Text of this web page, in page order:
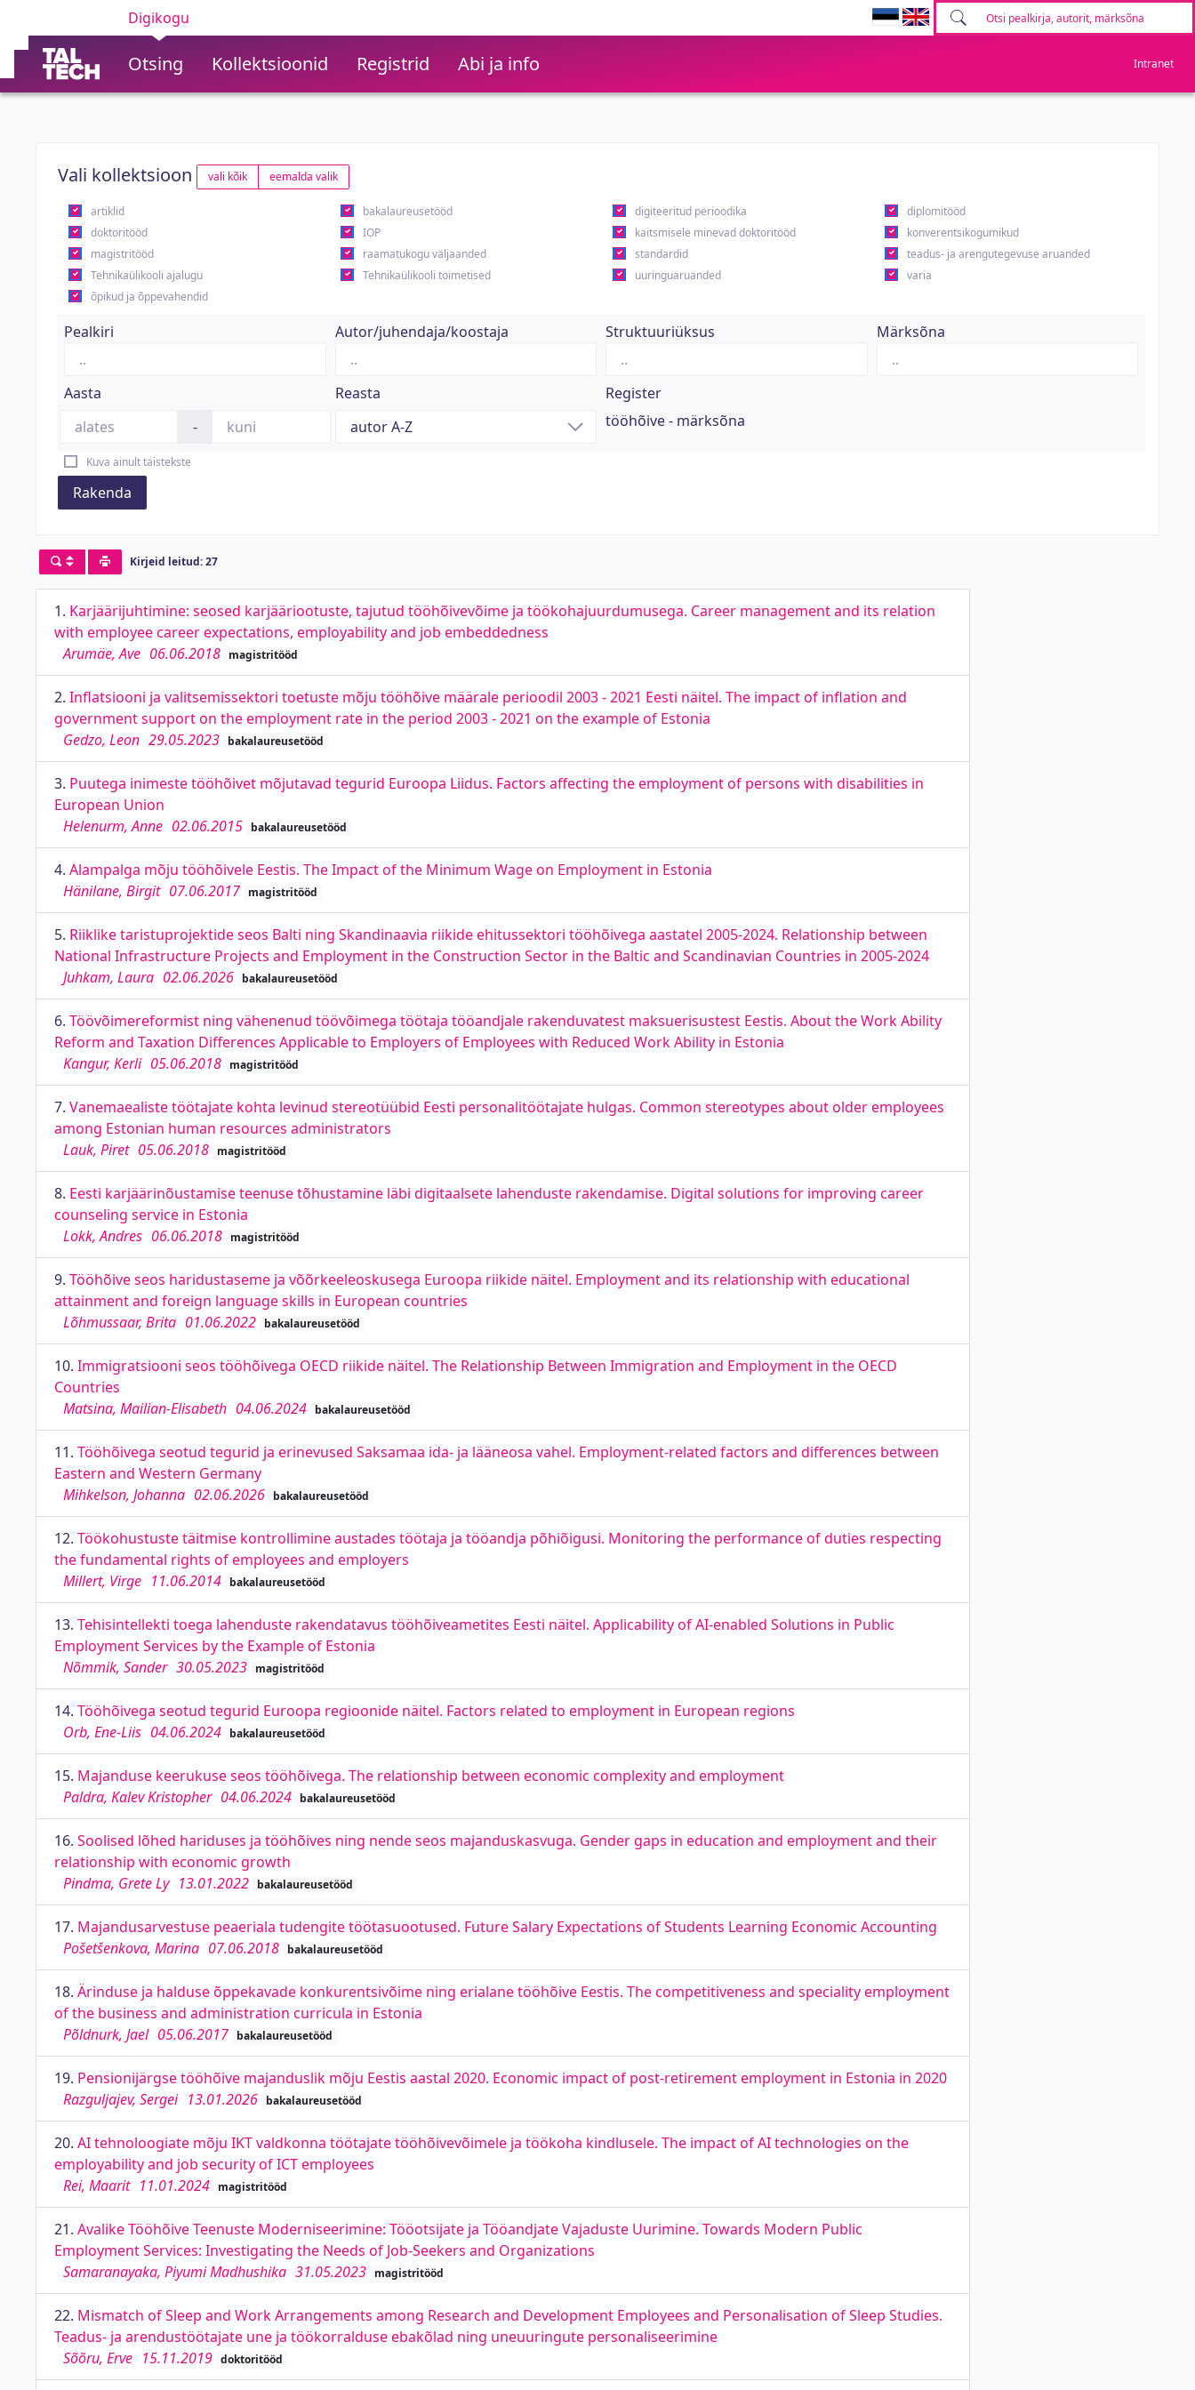
Digikogu
Otsing Kollektsioonid Registrid Abi ja info Intranet
Vali kollektsioon vali kõik eemalda valik
artiklid bakalaureusetööd digiteeritud perioodika
diplomitööd
doktoritööd
IOP kaitsmisele minevad doktoritööd
konverentsikogumikud
magistritööd
raamatukogu väljaanded standardid
teadus- ja arengutegevuse aruanded
Tehnikaülikooli ajalugu
Tehnikaülikooli toimetised uuringuaruanded
varia
õpikud ja õppevahendid
Pealkiri Autor/juhendaja/koostaja Struktuuriüksus Märksõna
Aasta
-
Reasta
Register
tööhõive - märksõna
Kuva ainult täistekste
Rakenda
Kirjeid leitud: 27
1. Karjäärijuhtimine: seosed karjääriootuste, tajutud tööhõivevõime ja töökohajuurdumusega. Career management and its relation
with employee career expectations, employability and job embeddedness
Arumäe, Ave 06.06.2018 magistritööd
2. Inflatsiooni ja valitsemissektori toetuste mõju tööhõive määrale perioodil 2003 - 2021 Eesti näitel. The impact of inflation and
government support on the employment rate in the period 2003 - 2021 on the example of Estonia
Gedzo, Leon 29.05.2023 bakalaureusetööd
3. Puutega inimeste tööhõivet mõjutavad tegurid Euroopa Liidus. Factors affecting the employment of persons with disabilities in
European Union
Helenurm, Anne 02.06.2015 bakalaureusetööd
4. Alampalga mõju tööhõivele Eestis. The Impact of the Minimum Wage on Employment in Estonia
Hänilane, Birgit 07.06.2017 magistritööd
5. Riiklike taristuprojektide seos Balti ning Skandinaavia riikide ehitussektori tööhõivega aastatel 2005-2024. Relationship between
National Infrastructure Projects and Employment in the Construction Sector in the Baltic and Scandinavian Countries in 2005-2024
Juhkam, Laura 02.06.2026 bakalaureusetööd
6. Töövõimereformist ning vähenenud töövõimega töötaja tööandjale rakenduvatest maksuerisustest Eestis. About the Work Ability
Reform and Taxation Differences Applicable to Employers of Employees with Reduced Work Ability in Estonia
Kangur, Kerli 05.06.2018 magistritööd
7. Vanemaealiste töötajate kohta levinud stereotüübid Eesti personalitöötajate hulgas. Common stereotypes about older employees
among Estonian human resources administrators
Lauk, Piret 05.06.2018 magistritööd
8. Eesti karjäärinõustamise teenuse tõhustamine läbi digitaalsete lahenduste rakendamise. Digital solutions for improving career
counseling service in Estonia
Lokk, Andres 06.06.2018 magistritööd
9. Tööhõive seos haridustaseme ja võõrkeeleoskusega Euroopa riikide näitel. Employment and its relationship with educational
attainment and foreign language skills in European countries
Lõhmussaar, Brita 01.06.2022 bakalaureusetööd
10. Immigratsiooni seos tööhõivega OECD riikide näitel. The Relationship Between Immigration and Employment in the OECD
Countries
Matsina, Mailian-Elisabeth 04.06.2024 bakalaureusetööd
11. Tööhõivega seotud tegurid ja erinevused Saksamaa ida- ja lääneosa vahel. Employment-related factors and differences between
Eastern and Western Germany
Mihkelson, Johanna 02.06.2026 bakalaureusetööd
12. Töökohustuste täitmise kontrollimine austades töötaja ja tööandja põhiõigusi. Monitoring the performance of duties respecting
the fundamental rights of employees and employers
Millert, Virge 11.06.2014 bakalaureusetööd
13. Tehisintellekti toega lahenduste rakendatavus tööhõiveametites Eesti näitel. Applicability of AI-enabled Solutions in Public
Employment Services by the Example of Estonia
Nõmmik, Sander 30.05.2023 magistritööd
14. Tööhõivega seotud tegurid Euroopa regioonide näitel. Factors related to employment in European regions
Orb, Ene-Liis 04.06.2024 bakalaureusetööd
15. Majanduse keerukuse seos tööhõivega. The relationship between economic complexity and employment
Paldra, Kalev Kristopher 04.06.2024 bakalaureusetööd
16. Soolised lõhed hariduses ja tööhõives ning nende seos majanduskasvuga. Gender gaps in education and employment and their
relationship with economic growth
Pindma, Grete Ly 13.01.2022 bakalaureusetööd
17. Majandusarvestuse peaeriala tudengite töötasuootused. Future Salary Expectations of Students Learning Economic Accounting
Pošetšenkova, Marina 07.06.2018 bakalaureusetööd
18. Ärinduse ja halduse õppekavade konkurentsivõime ning erialane tööhõive Eestis. The competitiveness and speciality employment
of the business and administration curricula in Estonia
Põldnurk, Jael 05.06.2017 bakalaureusetööd
19. Pensionijärgse tööhõive majanduslik mõju Eestis aastal 2020. Economic impact of post-retirement employment in Estonia in 2020
Razguljajev, Sergei 13.01.2026 bakalaureusetööd
20. AI tehnoloogiate mõju IKT valdkonna töötajate tööhõivevõimele ja töökoha kindlusele. The impact of AI technologies on the
employability and job security of ICT employees
Rei, Maarit 11.01.2024 magistritööd
21. Avalike Tööhõive Teenuste Moderniseerimine: Tööotsijate ja Tööandjate Vajaduste Uurimine. Towards Modern Public
Employment Services: Investigating the Needs of Job-Seekers and Organizations
Samaranayaka, Piyumi Madhushika 31.05.2023 magistritööd
22. Mismatch of Sleep and Work Arrangements among Research and Development Employees and Personalisation of Sleep Studies.
Teadus- ja arendustöötajate une ja töökorralduse ebakõlad ning uneuuringute personaliseerimine
Sõõru, Erve 15.11.2019 doktoritööd